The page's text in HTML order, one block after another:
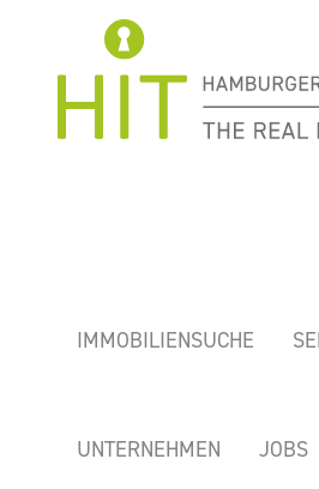
IMMOBILIENSUCHE
UNTERNEHMEN JOBS
„NEW41” -
NEUE BÜROS AM